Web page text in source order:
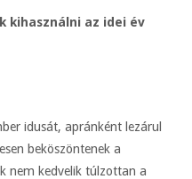
kihasználni az idei év
idusát, apránként lezárul
beköszöntenek a
nem kedvelik túlzottan a